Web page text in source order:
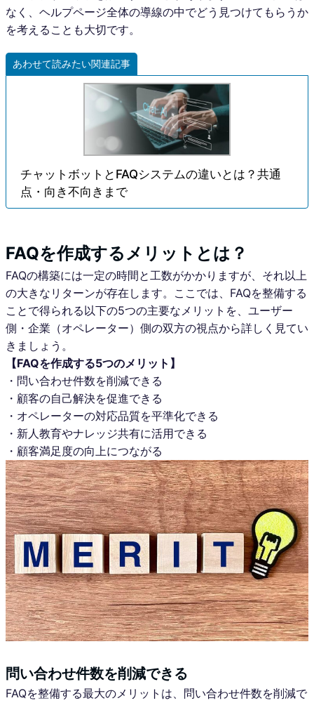
なく、ヘルプページ全体の導線の中でどう見つけてもらうか
を考えることも大切です。
あわせて読みたい関連記事
チャットボットとFAQシステムの違いとは？共通
点・向き不向きまで
FAQを作成するメリットとは？
FAQの構築には一定の時間と工数がかかりますが、それ以上
の大きなリターンが存在します。ここでは、FAQを整備する
ことで得られる以下の5つの主要なメリットを、ユーザー
側・企業（オペレーター）側の双方の視点から詳しく見てい
きましょう。
【FAQを作成する5つのメリット】
・問い合わせ件数を削減できる
・顧客の自己解決を促進できる
・オペレーターの対応品質を平準化できる
・新人教育やナレッジ共有に活用できる
・顧客満足度の向上につながる
問い合わせ件数を削減できる
FAQを整備する最大のメリットは、問い合わせ件数を削減で